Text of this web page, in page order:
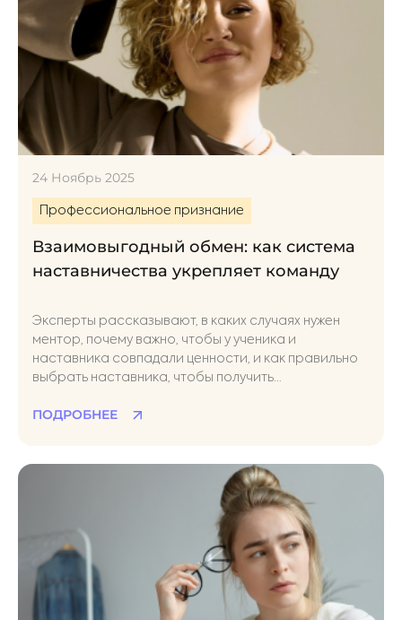
24 Ноябрь 2025
Профессиональное признание
Взаимовыгодный обмен: как система
наставничества укрепляет команду
Эксперты рассказывают, в каких случаях нужен
ментор, почему важно, чтобы у ученика и
наставника совпадали ценности, и как правильно
выбрать наставника, чтобы получить
ПОДРОБНЕЕ